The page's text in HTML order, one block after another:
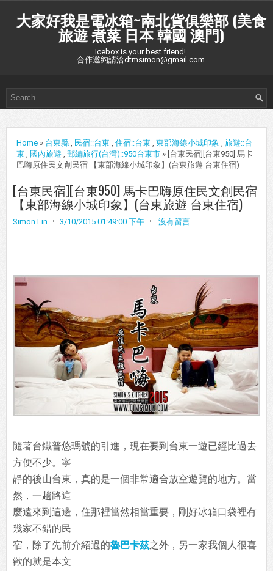
大家好我是電冰箱~南北貨俱樂部 (美食
旅遊 煮菜 日本 韓國 澳門)
Icebox is your best friend!
合作邀約請洽dtmsimon@gmail.com
Home » 台東縣 , 民宿::台東 , 住宿::台東 , 東部海線小城印象 , 旅遊::台
東 , 國內旅遊 , 郵編旅行(台灣)::950台東市 » [台東民宿][台東950] 馬卡
巴嗨原住民文創民宿 【東部海線小城印象】(台東旅遊 台東住宿)
[台東民宿][台東950] 馬卡巴嗨原住民文創民宿
【東部海線小城印象】(台東旅遊 台東住宿)
Simon Lin 3/10/2015 01:49:00 下午 沒有留言
隨著台鐵普悠瑪號的引進，現在要到台東一遊已經比過去
方便不少。寧
靜的後山台東，真的是一個非常適合放空遊覽的地方。當
然，一趟路這
麼遠來到這邊，住那裡當然相當重要，剛好冰箱口袋裡有
幾家不錯的民
宿，除了先前介紹過的魯巴卡茲之外，另一家我個人很喜
歡的就是本文